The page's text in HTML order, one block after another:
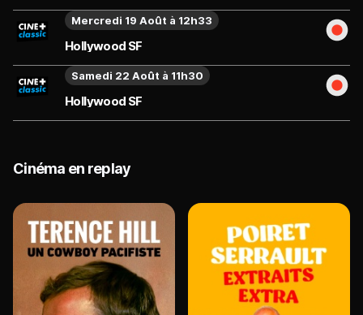
Hollywood SF
Mercredi 19 Août à 12h33
Hollywood SF
Samedi 22 Août à 11h30
Cinéma en replay